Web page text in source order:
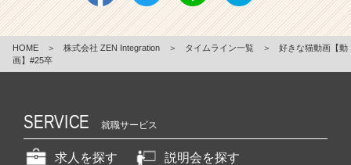
HOME ＞ 株式会社 ZEN Integration ＞ タイムライン一覧 ＞
好きな猫動画【動
画】#25卒
SERVICE 就職サービス
求人を探す
説明会を探す